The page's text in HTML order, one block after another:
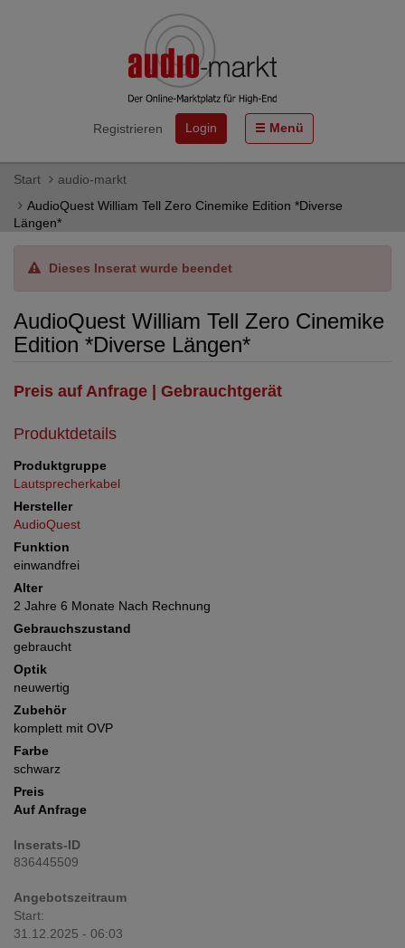
Registrieren Login Menü
Start
audio-markt
AudioQuest William Tell Zero Cinemike Edition *Diverse
Längen*
Dieses Inserat wurde beendet
AudioQuest William Tell Zero Cinemike
Edition *Diverse Längen*
Preis auf Anfrage | Gebrauchtgerät
Produktdetails
Produktgruppe
Lautsprecherkabel
Hersteller
AudioQuest
Funktion
einwandfrei
Alter
2 Jahre 6 Monate Nach Rechnung
Gebrauchszustand
gebraucht
Optik
neuwertig
Zubehör
komplett mit OVP
Farbe
schwarz
Preis
Auf Anfrage
Inserats-ID
836445509
Angebotszeitraum
Start:
31.12.2025 - 06:03